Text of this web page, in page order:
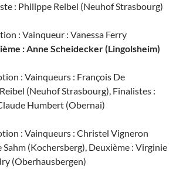
: Philippe Reibel (Neuhof Strasbourg)
: Vainqueur : Vanessa Ferry
: Anne Scheidecker (Lingolsheim)
: Vainqueurs : François De
(Neuhof Strasbourg), Finalistes :
Humbert (Obernai)
: Vainqueurs : Christel Vigneron
(Kochersberg), Deuxième : Virginie
(Oberhausbergen)